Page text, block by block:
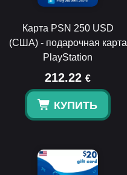
Карта PSN 250 USD
(США) - подарочная карта
PlayStation
212.22 €
КУПИТЬ